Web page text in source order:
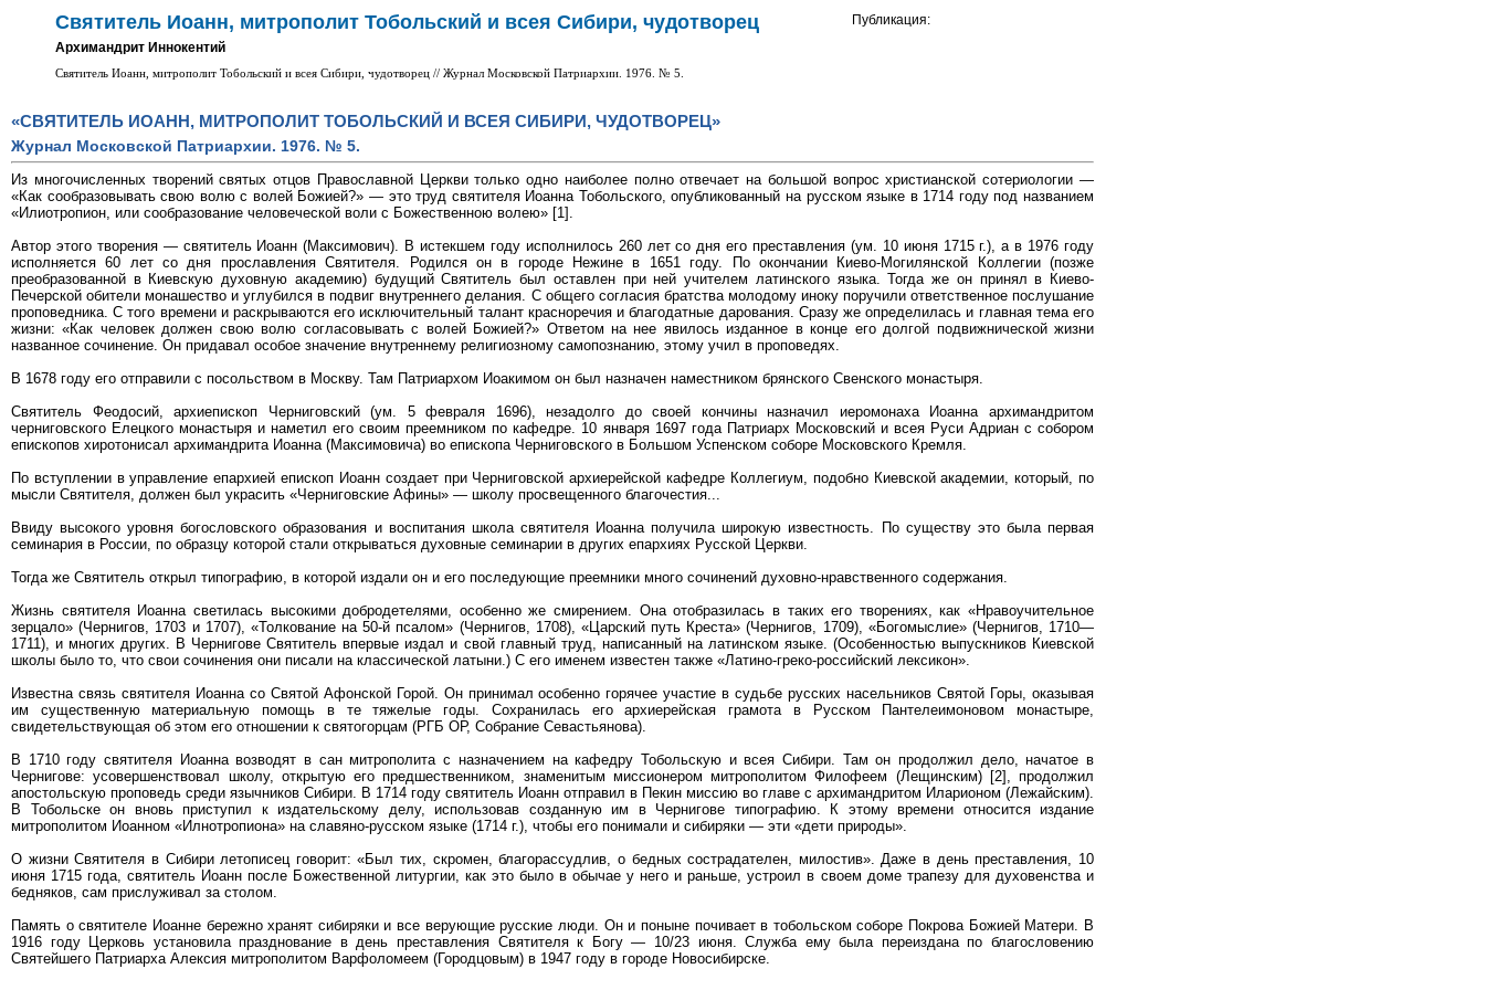
Святитель Иоанн, митрополит Тобольский и всея Сибири, чудотворец
Архимандрит Иннокентий
Святитель Иоанн, митрополит Тобольский и всея Сибири, чудотворец // Журнал Московской Патриархии. 1976. № 5.
Публикация:
«СВЯТИТЕЛЬ ИОАНН, МИТРОПОЛИТ ТОБОЛЬСКИЙ И ВСЕЯ СИБИРИ, ЧУДОТВОРЕЦ»
Журнал Московской Патриархии. 1976. № 5.
Из многочисленных творений святых отцов Православной Церкви только одно наиболее полно отвечает на большой вопрос христианской сотериологии —
«Как сообразовывать свою волю с волей Божией?» — это труд святителя Иоанна Тобольского, опубликованный на русском языке в 1714 году под названием
«Илиотропион, или сообразование человеческой воли с Божественною волею» [1].
Автор этого творения — святитель Иоанн (Максимович). В истекшем году исполнилось 260 лет со дня его преставления (ум. 10 июня 1715 г.), а в 1976 году
исполняется 60 лет со дня прославления Святителя. Родился он в городе Нежине в 1651 году. По окончании Киево-Могилянской Коллегии (позже
преобразованной в Киевскую духовную академию) будущий Святитель был оставлен при ней учителем латинского языка. Тогда же он принял в Киево-
Печерской обители монашество и углубился в подвиг внутреннего делания. С общего согласия братства молодому иноку поручили ответственное послушание
проповедника. С того времени и раскрываются его исключительный талант красноречия и благодатные дарования. Сразу же определилась и главная тема его
жизни: «Как человек должен свою волю согласовывать с волей Божией?» Ответом на нее явилось изданное в конце его долгой подвижнической жизни
названное сочинение. Он придавал особое значение внутреннему религиозному самопознанию, этому учил в проповедях.
В 1678 году его отправили с посольством в Москву. Там Патриархом Иоакимом он был назначен наместником брянского Свенского монастыря.
Святитель Феодосий, архиепископ Черниговский (ум. 5 февраля 1696), незадолго до своей кончины назначил иеромонаха Иоанна архимандритом
черниговского Елецкого монастыря и наметил его своим преемником по кафедре. 10 января 1697 года Патриарх Московский и всея Руси Адриан с собором
епископов хиротонисал архимандрита Иоанна (Максимовича) во епископа Черниговского в Большом Успенском соборе Московского Кремля.
По вступлении в управление епархией епископ Иоанн создает при Черниговской архиерейской кафедре Коллегиум, подобно Киевской академии, который, по
мысли Святителя, должен был украсить «Черниговские Афины» — школу просвещенного благочестия...
Ввиду высокого уровня богословского образования и воспитания школа святителя Иоанна получила широкую известность. По существу это была первая
семинария в России, по образцу которой стали открываться духовные семинарии в других епархиях Русской Церкви.
Тогда же Святитель открыл типографию, в которой издали он и его последующие преемники много сочинений духовно-нравственного содержания.
Жизнь святителя Иоанна светилась высокими добродетелями, особенно же смирением. Она отобразилась в таких его творениях, как «Нравоучительное
зерцало» (Чернигов, 1703 и 1707), «Толкование на 50-й псалом» (Чернигов, 1708), «Царский путь Креста» (Чернигов, 1709), «Богомыслие» (Чернигов, 1710—
1711), и многих других. В Чернигове Святитель впервые издал и свой главный труд, написанный на латинском языке. (Особенностью выпускников Киевской
школы было то, что свои сочинения они писали на классической латыни.) С его именем известен также «Латино-греко-российский лексикон».
Известна связь святителя Иоанна со Святой Афонской Горой. Он принимал особенно горячее участие в судьбе русских насельников Святой Горы, оказывая
им существенную материальную помощь в те тяжелые годы. Сохранилась его архиерейская грамота в Русском Пантелеимоновом монастыре,
свидетельствующая об этом его отношении к святогорцам (РГБ ОР, Собрание Севастьянова).
В 1710 году святителя Иоанна возводят в сан митрополита с назначением на кафедру Тобольскую и всея Сибири. Там он продолжил дело, начатое в
Чернигове: усовершенствовал школу, открытую его предшественником, знаменитым миссионером митрополитом Филофеем (Лещинским) [2], продолжил
апостольскую проповедь среди язычников Сибири. В 1714 году святитель Иоанн отправил в Пекин миссию во главе с архимандритом Иларионом (Лежайским).
В Тобольске он вновь приступил к издательскому делу, использовав созданную им в Чернигове типографию. К этому времени относится издание
митрополитом Иоанном «Илнотропиона» на славяно-русском языке (1714 г.), чтобы его понимали и сибиряки — эти «дети природы».
О жизни Святителя в Сибири летописец говорит: «Был тих, скромен, благорассудлив, о бедных сострадателен, милостив». Даже в день преставления, 10
июня 1715 года, святитель Иоанн после Божественной литургии, как это было в обычае у него и раньше, устроил в своем доме трапезу для духовенства и
бедняков, сам прислуживал за столом.
Память о святителе Иоанне бережно хранят сибиряки и все верующие русские люди. Он и поныне почивает в тобольском соборе Покрова Божией Матери. В
1916 году Церковь установила празднование в день преставления Святителя к Богу — 10/23 июня. Служба ему была переиздана по благословению
Святейшего Патриарха Алексия митрополитом Варфоломеем (Городцовым) в 1947 году в городе Новосибирске.